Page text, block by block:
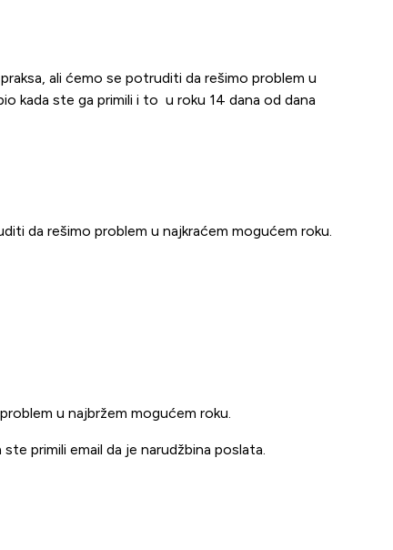
ali ćemo se potruditi da rešimo problem u
kada ste ga primili i to u roku 14 dana od dana
da rešimo problem u najkraćem mogućem roku.
u najbržem mogućem roku.
primili email da je narudžbina poslata.